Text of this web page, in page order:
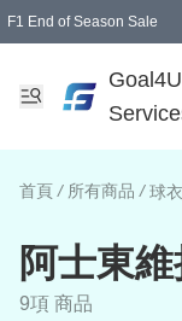
F1 End of Season Sale
首頁 / 所有商品 / 球衣
阿士東
9項 商品